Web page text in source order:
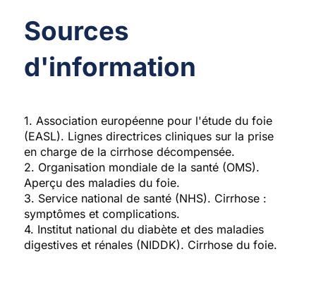
Sources
d'information
1. Association européenne pour l'étude du foie
(EASL). Lignes directrices cliniques sur la prise
en charge de la cirrhose décompensée.
2. Organisation mondiale de la santé (OMS).
Aperçu des maladies du foie.
3. Service national de santé (NHS). Cirrhose :
symptômes et complications.
4. Institut national du diabète et des maladies
digestives et rénales (NIDDK). Cirrhose du foie.